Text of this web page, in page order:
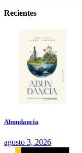
Recientes
Abundancia
agosto 3, 2026